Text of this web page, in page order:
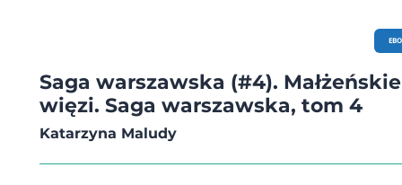
Saga warszawska (#4). Małżeńskie
więzi. Saga warszawska, tom 4
Katarzyna Maludy